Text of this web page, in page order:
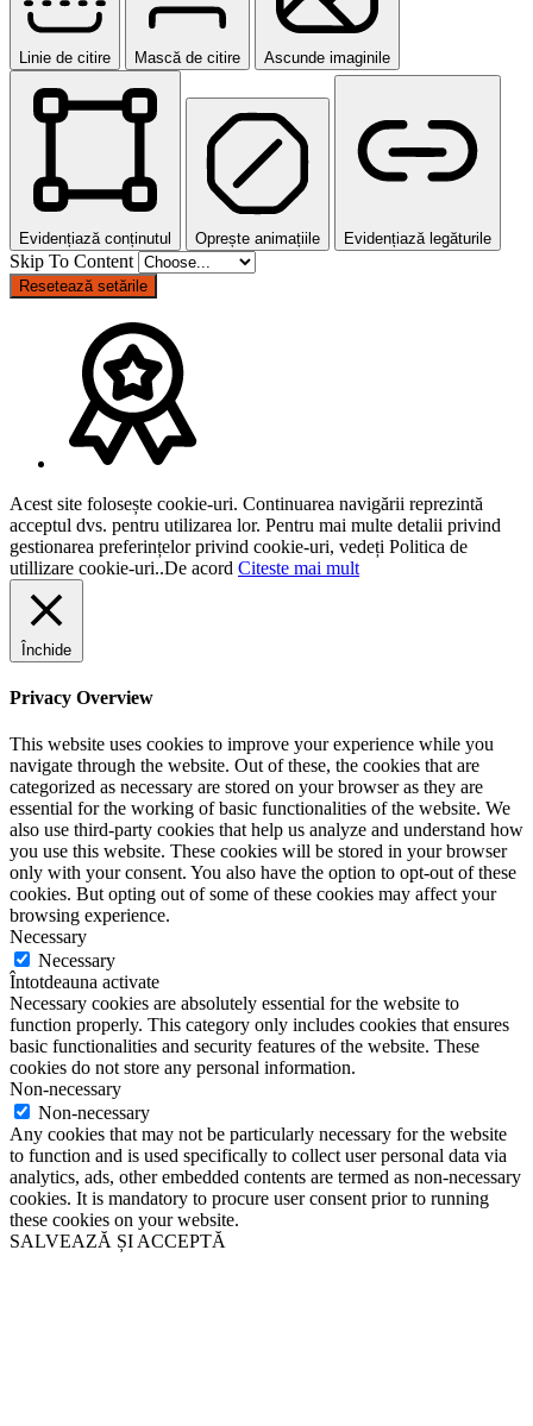
Linie de citire Mască de citire Ascunde imaginile
Evidențiază conținutul Oprește animațiile Evidențiază legăturile
Skip To Content
Resetează setările
Acest site folosește cookie-uri. Continuarea navigării reprezintă
acceptul dvs. pentru utilizarea lor. Pentru mai multe detalii privind
gestionarea preferințelor privind cookie-uri, vedeți Politica de
utillizare cookie-uri..De acord Citeste mai mult
Închide
Privacy Overview
This website uses cookies to improve your experience while you
navigate through the website. Out of these, the cookies that are
categorized as necessary are stored on your browser as they are
essential for the working of basic functionalities of the website. We
also use third-party cookies that help us analyze and understand how
you use this website. These cookies will be stored in your browser
only with your consent. You also have the option to opt-out of these
cookies. But opting out of some of these cookies may affect your
browsing experience.
Necessary
Necessary
Întotdeauna activate
Necessary cookies are absolutely essential for the website to
function properly. This category only includes cookies that ensures
basic functionalities and security features of the website. These
cookies do not store any personal information.
Non-necessary
Non-necessary
Any cookies that may not be particularly necessary for the website
to function and is used specifically to collect user personal data via
analytics, ads, other embedded contents are termed as non-necessary
cookies. It is mandatory to procure user consent prior to running
these cookies on your website.
SALVEAZĂ ȘI ACCEPTĂ